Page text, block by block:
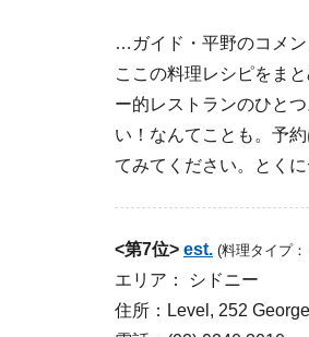
…ガイド・平野のコメ
ここの料理レシピをま
ー的レストランのひと
い！なんてことも。予
てみてください。とく
<第7位> est. (料理タイプ：
エリア： シドニー
住所：Level, 252